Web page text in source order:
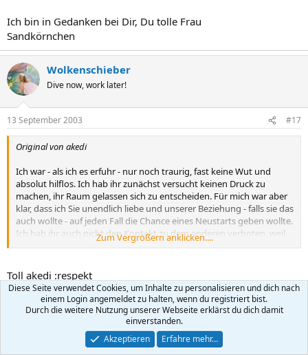
Ich bin in Gedanken bei Dir, Du tolle Frau
Sandkörnchen
Wolkenschieber
Dive now, work later!
13 September 2003 #17
Original von akedi
Ich war - als ich es erfuhr - nur noch traurig, fast keine Wut und
absolut hilflos. Ich hab ihr zunächst versucht keinen Druck zu
machen, ihr Raum gelassen sich zu entscheiden. Für mich war aber
klar, dass ich Sie unendlich liebe und unserer Beziehung - falls sie das
auch wollte - auf jeden Fall die Chance eines Neustarts geben wollte.
Ich hab ihr auch nicht den Kontakt zu dem anderen verboten, weil
sie auch ihm gegenüber ein total schlechtes Gewissen hatte und
hab ich sie gebeten nun doch aufzuhören mit ihm zu telefonieren
und zu SMSen, und das hat sie auch eingesehen.
Zum Vergrößern anklicken....
Toll akedi :respekt
Ich konnte das leider nicht. Aber Deine Reaktion ist echt
beachtlich. Genau richtig.
Das wird Dir die Therapie bestätigen..
Diese Seite verwendet Cookies, um Inhalte zu personalisieren und dich nach
einem Login angemeldet zu halten, wenn du registriert bist.
Durch die weitere Nutzung unserer Webseite erklärst du dich damit
einverstanden.
Akzeptieren
Erfahre mehr…